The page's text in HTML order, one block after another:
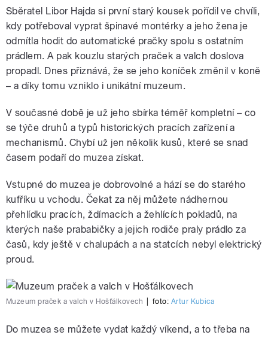
Sběratel Libor Hajda si první starý kousek pořídil ve chvíli,
kdy potřeboval vyprat špinavé montérky a jeho žena je
odmítla hodit do automatické pračky spolu s ostatním
prádlem. A pak kouzlu starých praček a valch doslova
propadl. Dnes přiznává, že se jeho koníček změnil v koně
– a díky tomu vzniklo i unikátní muzeum.
V současné době je už jeho sbírka téměř kompletní – co
se týče druhů a typů historických pracích zařízení a
mechanismů. Chybí už jen několik kusů, které se snad
časem podaří do muzea získat.
Vstupné do muzea je dobrovolné a hází se do starého
kufříku u vchodu. Čekat za něj můžete nádhernou
přehlídku pracích, ždímacích a žehlících pokladů, na
kterých naše prababičky a jejich rodiče praly prádlo za
časů, kdy ještě v chalupách a na statcích nebyl elektrický
proud.
Muzeum praček a valch v Hošťálkovech foto: Artur Kubica
Do muzea se můžete vydat každý víkend, a to třeba na